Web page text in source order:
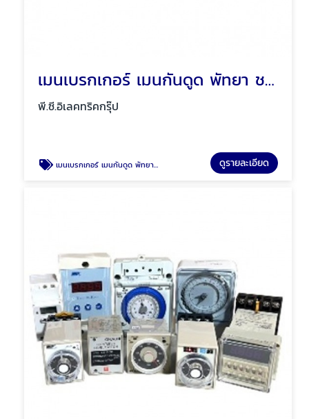
เมนเบรกเกอร์ เมนกันดูด พัทยา ชลบุรี
พี.ซี.อิเลคทริคกรุ๊ป
เมนเบรกเกอร์ เมนกันดูด พัทยา ชลบุรี ดูรายละเอียด